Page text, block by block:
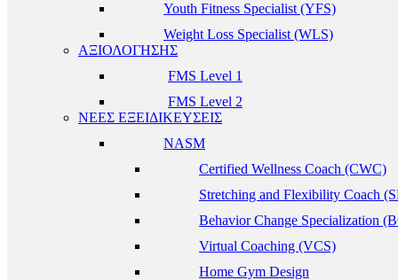
Youth Fitness Specialist (YFS)
Weight Loss Specialist (WLS)
ΑΞΙΟΛΟΓΗΣΗΣ
FMS Level 1
FMS Level 2
ΝΕΕΣ ΕΞΕΙΔΙΚΕΥΣΕΙΣ
NASM
Certified Wellness Coach (CWC)
Stretching and Flexibility Coach
Behavior Change Specialization
Virtual Coaching (VCS)
Home Gym Design